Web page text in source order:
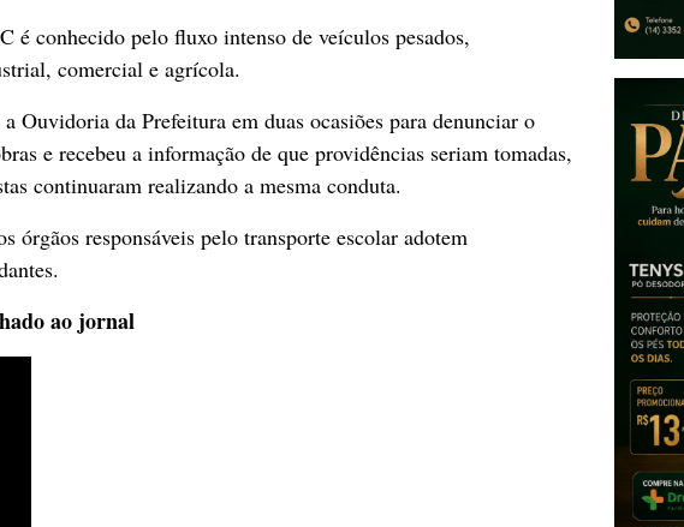
é conhecido pelo fluxo intenso de veículos pesados,
comercial e agrícola.
Ouvidoria da Prefeitura em duas ocasiões para denunciar o
e recebeu a informação de que providências seriam tomadas,
continuaram realizando a mesma conduta.
órgãos responsáveis pelo transporte escolar adotem
ao jornal